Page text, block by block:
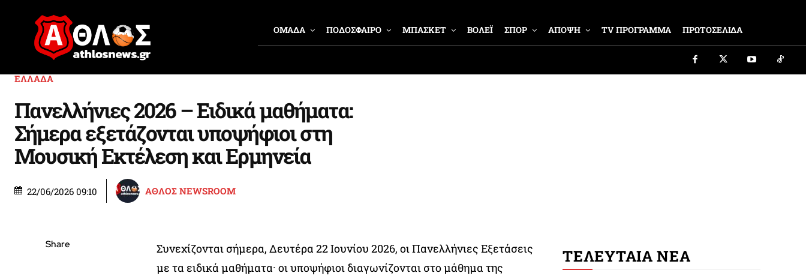
ΟΜΑΔΑ ΠΟΔΟΣΦΑΙΡΟ ΜΠΑΣΚΕΤ ΒΟΛΕΪ ΣΠΟΡ ΑΠΟΨΗ TV ΠΡΟΓΡΑΜΜΑ ΠΡΩΤΟΣΕΛΙΔΑ
ΕΛΛΑΔΑ
Πανελλήνιες 2026 – Ειδικά μαθήματα:
Σήμερα εξετάζονται υποψήφιοι στη
Μουσική Εκτέλεση και Ερμηνεία
22/06/2026 09:10 ΑΘΛΟΣ NEWSROOM
Share
Συνεχίζονται σήμερα, Δευτέρα 22 Ιουνίου 2026, οι Πανελλήνιες Εξετάσεις
με τα ειδικά μαθήματα· οι υποψήφιοι διαγωνίζονται στο μάθημα της
ΤΕΛΕΥΤΑΙΑ ΝΕΑ